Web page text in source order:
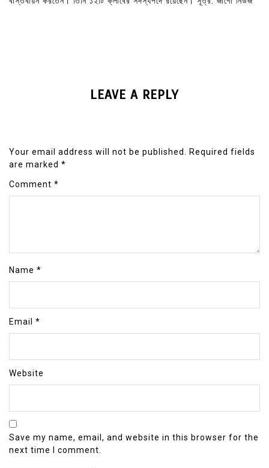
LEAVE A REPLY
Your email address will not be published.
Required fields
are marked *
Comment *
Name *
Email *
Website
Save my name, email, and website in this browser for the
next time I comment.